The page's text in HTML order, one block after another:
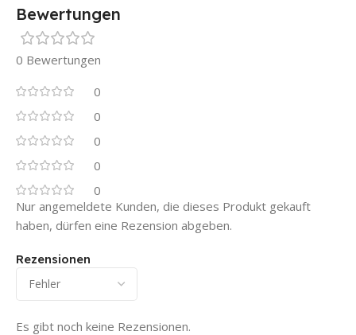
Bewertungen
0 Bewertungen
0
0
0
0
0
Rezensionen
Es gibt noch keine Rezensionen.
Nur angemeldete Kunden, die dieses Produkt gekauft
haben, dürfen eine Rezension abgeben.